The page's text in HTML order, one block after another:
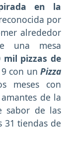
en la
por
alrededor
una mesa
mil pizzas de
con unPizza
meses con
de la
sabor de las
31 tiendas de